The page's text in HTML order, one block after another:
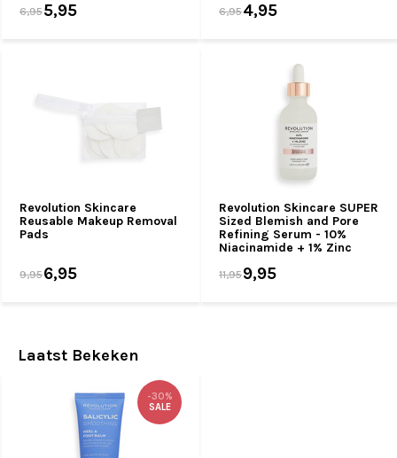
6,955,95 6,954,95
Revolution Skincare
Reusable Makeup Removal
Pads
9,956,95
Revolution Skincare SUPER
Sized Blemish and Pore
Refining Serum - 10%
Niacinamide + 1% Zinc
11,959,95
Laatst Bekeken
-30%
SALE